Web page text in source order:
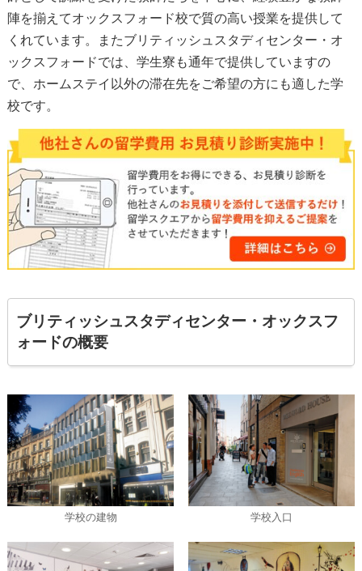
陣を揃えてオックスフォード校で質の高い授業を提供して
くれています。またブリティッシュスタディセンター・オ
ックスフォードでは、学生寮も通年で提供していますの
で、ホームステイ以外の滞在先をご希望の方にも適した学
校です。
ブリティッシュスタディセンター・オックスフ
ォードの概要
学校の建物 学校入口